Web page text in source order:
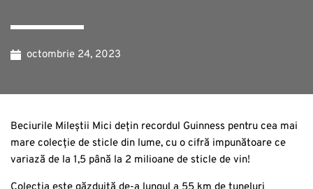
octombrie 24, 2023
Beciurile Mileștii Mici dețin recordul Guinness pentru cea mai
mare colecție de sticle din lume, cu o cifră impunătoare ce
variază de la 1,5 până la 2 milioane de sticle de vin!